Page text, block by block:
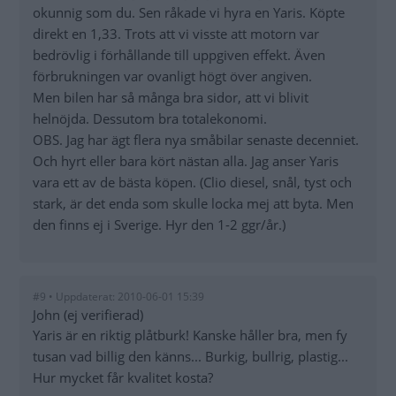
okunnig som du. Sen råkade vi hyra en Yaris. Köpte
direkt en 1,33. Trots att vi visste att motorn var
bedrövlig i förhållande till uppgiven effekt. Även
förbrukningen var ovanligt högt över angiven.
Men bilen har så många bra sidor, att vi blivit
helnöjda. Dessutom bra totalekonomi.
OBS. Jag har ägt flera nya småbilar senaste decenniet.
Och hyrt eller bara kört nästan alla. Jag anser Yaris
vara ett av de bästa köpen. (Clio diesel, snål, tyst och
stark, är det enda som skulle locka mej att byta. Men
den finns ej i Sverige. Hyr den 1-2 ggr/år.)
#9 • Uppdaterat: 2010-06-01 15:39
John (ej verifierad)
Yaris är en riktig plåtburk! Kanske håller bra, men fy
tusan vad billig den känns... Burkig, bullrig, plastig...
Hur mycket får kvalitet kosta?